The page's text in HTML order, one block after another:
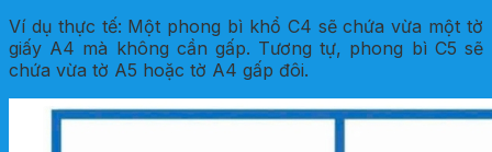
Ví dụ thực tế: Một phong bì khổ C4 sẽ chứa vừa một tờ
giấy A4 mà không cần gấp. Tương tự, phong bì C5 sẽ
chứa vừa tờ A5 hoặc tờ A4 gấp đôi.